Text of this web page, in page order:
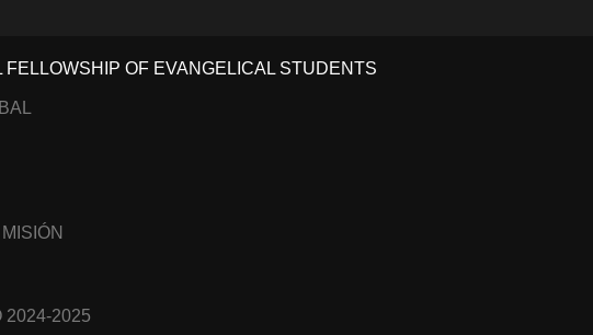
FELLOWSHIP OF EVANGELICAL STUDENTS
2024-2025